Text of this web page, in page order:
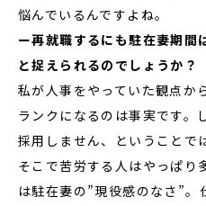
悩んでいるんですよね。
ー再就職するにも駐在妻期間
と捉えられるのでしょうか？
私が人事をやっていた観点か
ランクになるのは事実です。
採用しません、ということで
そこで苦労する人はやっぱり
は駐在妻の”現役感のなさ”